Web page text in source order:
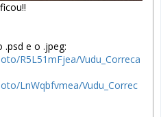
.psd e o .jpeg:
R5L51mFjea/Vudu_Correca
LnWqbfvmea/Vudu_Correc